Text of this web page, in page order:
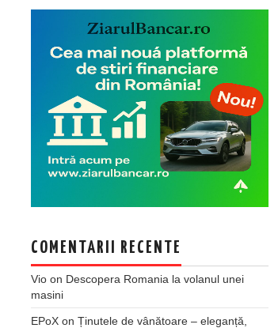
COMENTARII RECENTE
Vio on Descopera Romania la volanul unei
masini
EPoX on Ținutele de vânătoare – eleganță,